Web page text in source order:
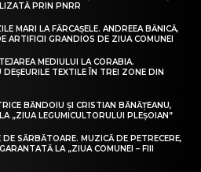
PRIN PNRR
MARI LA FĂRCAȘELE. ANDREEA BĂNICĂ,
ARTIFICII GRANDIOS DE ZIUA COMUNEI
MEDIULUI LA CORABIA.
TEXTILE ÎN TREI ZONE DIN
BĂNDOIU ȘI CRISTIAN BĂNĂȚEANU,
„ZIUA LEGUMICULTORULUI PLEȘOIAN”
SĂRBĂTOARE. MUZICĂ DE PETRECERE,
LA „ZIUA COMUNEI – FIII